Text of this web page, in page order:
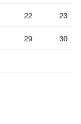
22 23
29 30